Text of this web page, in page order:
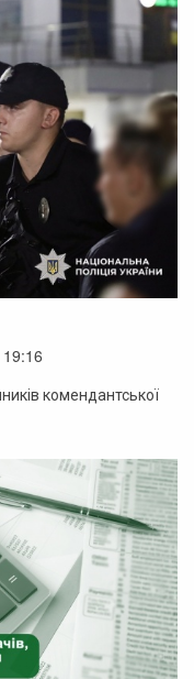
комендантської